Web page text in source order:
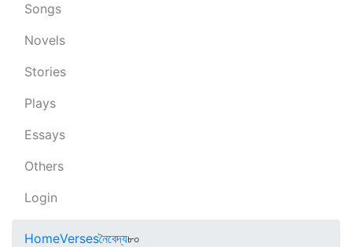
Songs
Novels
Stories
Plays
Essays
Others
Login
HomeVersesনৈবেদ্য৮০